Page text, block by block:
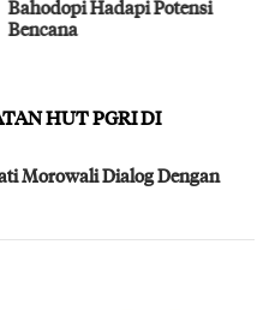
Bahodopi Hadapi Potensi
Bencana
HUT PGRI DI
Morowali Dialog Dengan